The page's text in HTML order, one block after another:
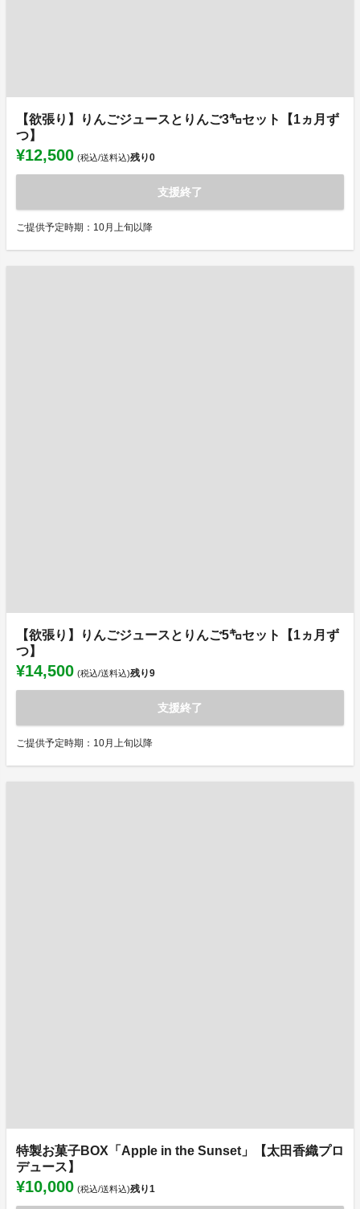
【欲張り】りんごジュースとりんご3㌔セット【1ヵ月ず
つ】
¥12,500 (税込/送料込)残り0
支援終了
ご提供予定時期：10月上旬以降
【欲張り】りんごジュースとりんご5㌔セット【1ヵ月ず
つ】
¥14,500 (税込/送料込)残り9
支援終了
ご提供予定時期：10月上旬以降
特製お菓子BOX「Apple in the Sunset」【太田香織プロ
デュース】
¥10,000 (税込/送料込)残り1